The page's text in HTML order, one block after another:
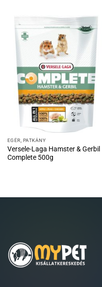
EGÉR, PATKÁNY
Versele-Laga Hamster & Gerbil
Complete 500g